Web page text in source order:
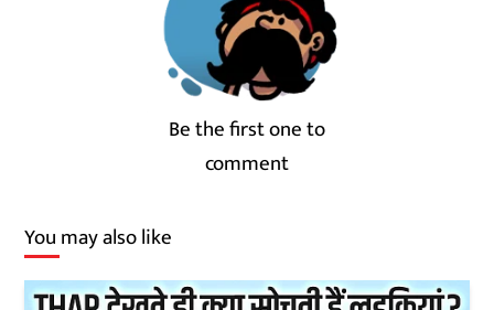
Be the first one to
comment
You may also like